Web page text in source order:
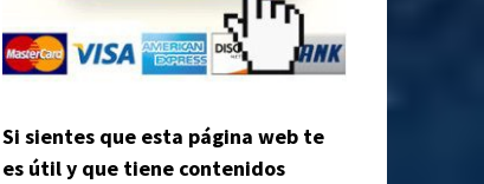
Si sientes que esta página web te
es útil y que tiene contenidos